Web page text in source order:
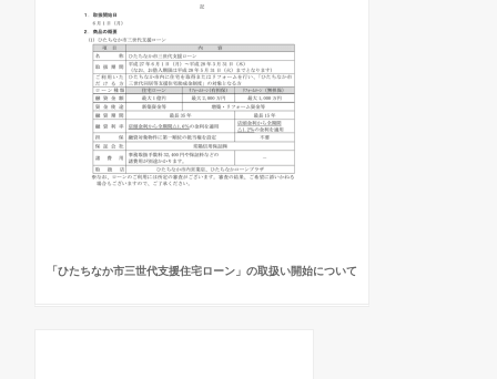
「ひたちなか市三世代支援住宅ローン」の取扱い開始について